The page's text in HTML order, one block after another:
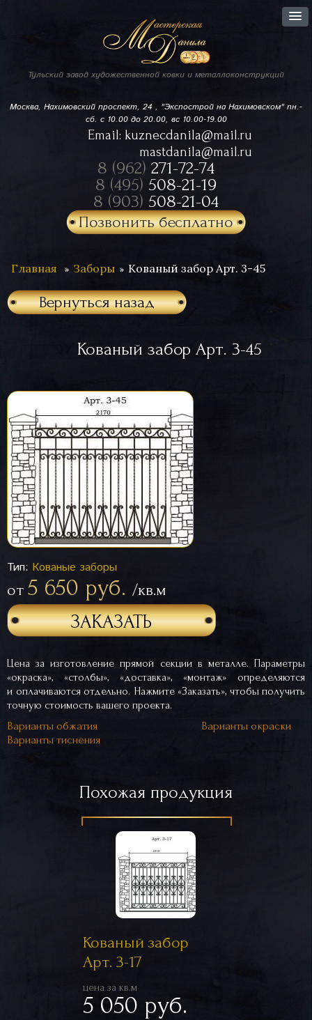
Тульский завод художественной ковки и металлоконструкций
Москва, Нахимовский проспект, 24 , "Экспострой на Нахимовском"пн.-
сб. с 10.00 до 20.00, вс 10.00-19.00
Email: kuznecdanila@mail.ru
mastdanila@mail.ru
8 (962) 271-72-74
8 (495) 508-21-19
8 (903) 508-21-04
Позвонить бесплатно
Главная Заборы Кованый забор Арт. 3-45
Вернуться назад
Кованый забор Арт. 3-45
Тип: Кованые заборы
от 5 650 руб. /кв.м
ЗАКАЗАТЬ
Цена за изготовление прямой секции в металле. Параметры
«окраска», «столбы», «доставка», «монтаж» определяются
и оплачиваются отдельно. Нажмите «Заказать», чтобы получить
точную стоимость вашего проекта.
Варианты обжатия
Варианты окраски
Варианты тиснения
Похожая продукция
Кованый забор
Арт. 3-17
цена за кв.м
5 050 руб.